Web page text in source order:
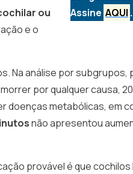
ou
e o
Assine AQUI .
Na análise por subgrupos,
por qualquer causa,
doenças metabólicas, em
não apresentou
provável é que